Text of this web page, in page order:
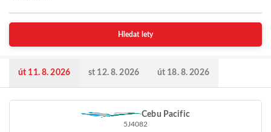
Hledat lety
út 11. 8. 2026 st 12. 8. 2026 út 18. 8. 2026
Cebu Pacific
5J4082